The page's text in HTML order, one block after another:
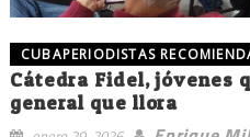
CUBAPERIODISTAS
Cátedra Fidel, jóvenes
general que llora